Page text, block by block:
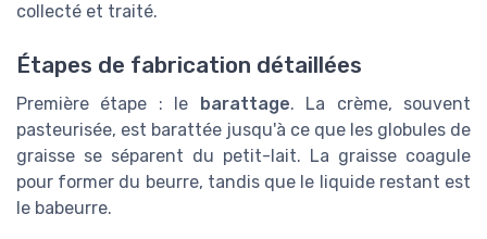
collecté et traité.
Étapes de fabrication détaillées
Première étape : le barattage. La crème, souvent
pasteurisée, est barattée jusqu'à ce que les globules de
graisse se séparent du petit-lait. La graisse coagule
pour former du beurre, tandis que le liquide restant est
le babeurre.